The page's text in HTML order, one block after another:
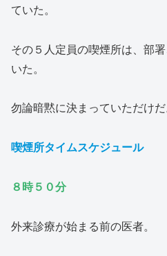
ていた。
その５人定員の喫煙所は、部
いた。
勿論暗黙に決まっていただけだ
喫煙所タイムスケジュール
８時５０分
外来診療が始まる前の医者。